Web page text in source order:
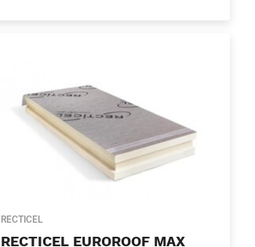
RECTICEL
RECTICEL EUROROOF MAX